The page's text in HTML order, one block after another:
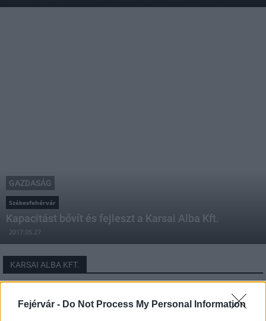
Fejérvár - Do Not Process My Personal Information
GAZDASÁG
Székesfehérvár
Kapacitást bővít és fejleszt a Karsai Alba Kft.
2017.05.27
KARSAI ALBA KFT.